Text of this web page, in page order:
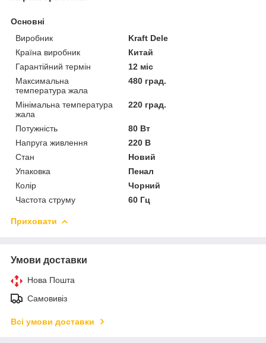
Основні
Виробник
Kraft Dele
Країна виробник
Китай
Гарантійний термін
12 міс
Максимальна
температура жала
480 град.
Мінімальна температура
жала
220 град.
Потужність
80 Вт
Напруга живлення
220 В
Стан
Новий
Упаковка
Пенал
Колір
Чорний
Частота струму
60 Гц
Приховати
Умови доставки
Нова Пошта
Самовивіз
Всі умови доставки